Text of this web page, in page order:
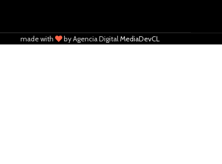
made with by Agencia DigitalMediaDevCL